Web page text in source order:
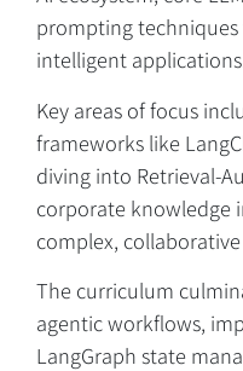
בקצרה
prompting
intelligent
Key areas of focus
frameworks like
diving into Retrieval-
corporate knowledge
complex,
The curriculum
agentic workflows,
LangGraph state